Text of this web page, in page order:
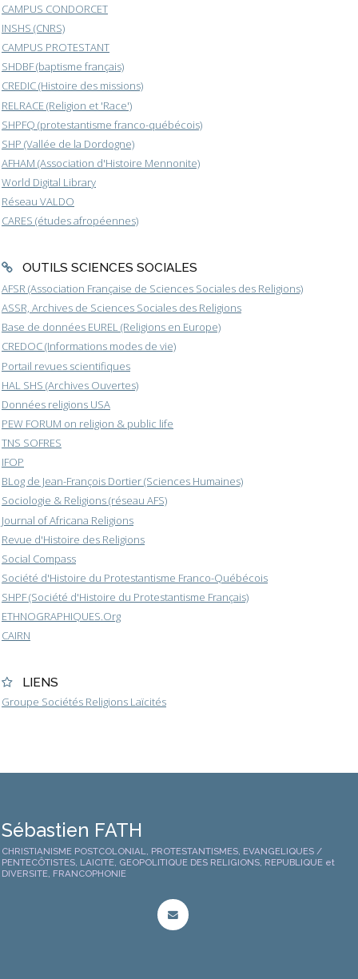
CAMPUS CONDORCET
INSHS (CNRS)
CAMPUS PROTESTANT
SHDBF (baptisme français)
CREDIC (Histoire des missions)
RELRACE (Religion et 'Race')
SHPFQ (protestantisme franco-québécois)
SHP (Vallée de la Dordogne)
AFHAM (Association d'Histoire Mennonite)
World Digital Library
Réseau VALDO
CARES (études afropéennes)
OUTILS SCIENCES SOCIALES
AFSR (Association Française de Sciences Sociales des Religions)
ASSR, Archives de Sciences Sociales des Religions
Base de données EUREL (Religions en Europe)
CREDOC (Informations modes de vie)
Portail revues scientifiques
HAL SHS (Archives Ouvertes)
Données religions USA
PEW FORUM on religion & public life
TNS SOFRES
IFOP
BLog de Jean-François Dortier (Sciences Humaines)
Sociologie & Religions (réseau AFS)
Journal of Africana Religions
Revue d'Histoire des Religions
Social Compass
Société d'Histoire du Protestantisme Franco-Québécois
SHPF (Société d'Histoire du Protestantisme Français)
ETHNOGRAPHIQUES.Org
CAIRN
LIENS
Groupe Sociétés Religions Laïcités
Sébastien FATH
CHRISTIANISME POSTCOLONIAL, PROTESTANTISMES, EVANGELIQUES /
PENTECÔTISTES, LAICITE, GEOPOLITIQUE DES RELIGIONS, REPUBLIQUE et
DIVERSITE, FRANCOPHONIE